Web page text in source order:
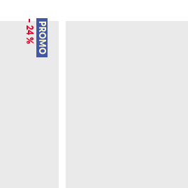
PROMO
– 24 %